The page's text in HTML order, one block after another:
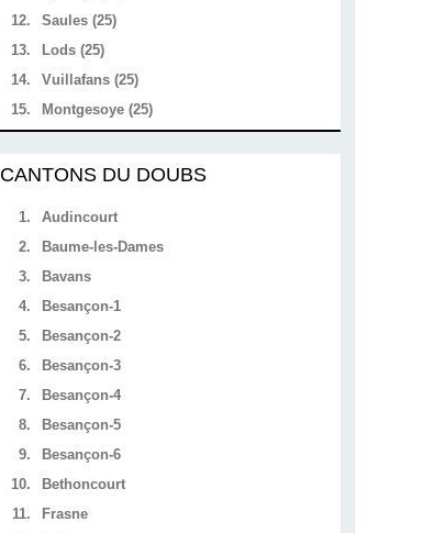
12.
Saules (25)
13.
Lods (25)
14.
Vuillafans (25)
15.
Montgesoye (25)
CANTONS DU DOUBS
1.
Audincourt
2.
Baume-les-Dames
3.
Bavans
4.
Besançon-1
5.
Besançon-2
6.
Besançon-3
7.
Besançon-4
8.
Besançon-5
9.
Besançon-6
10.
Bethoncourt
11.
Frasne